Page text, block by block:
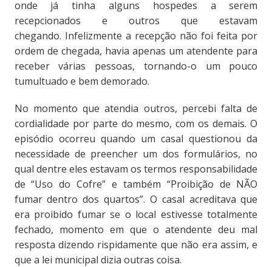
onde já tinha alguns hospedes a serem
recepcionados e outros que estavam
chegando. Infelizmente a recepção não foi feita por
ordem de chegada, havia apenas um atendente para
receber várias pessoas, tornando-o um pouco
tumultuado e bem demorado.
No momento que atendia outros, percebi falta de
cordialidade por parte do mesmo, com os demais. O
episódio ocorreu quando um casal questionou da
necessidade de preencher um dos formulários, no
qual dentre eles estavam os termos responsabilidade
de “Uso do Cofre” e também “Proibição de NÃO
fumar dentro dos quartos”. O casal acreditava que
era proibido fumar se o local estivesse totalmente
fechado, momento em que o atendente deu mal
resposta dizendo rispidamente que não era assim, e
que a lei municipal dizia outras coisa.